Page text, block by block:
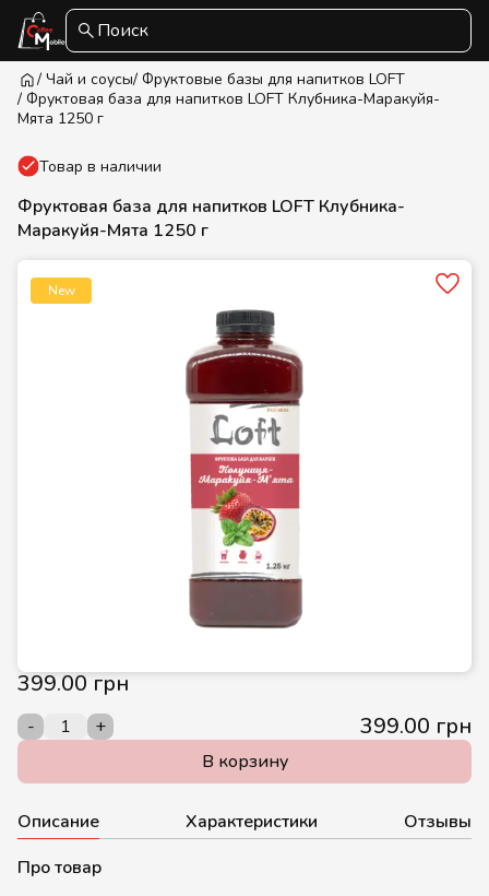
Поиск
/ Чай и соусы/ Фруктовые базы для напитков LOFT
/ Фруктовая база для напитков LOFT Клубника-Маракуйя-
Мята 1250 г
Товар в наличии
Фруктовая база для напитков LOFT Клубника-
Маракуйя-Мята 1250 г
New
399.00 грн
- + 399.00 грн
В корзину
Описание Характеристики
Отзывы
Про товар